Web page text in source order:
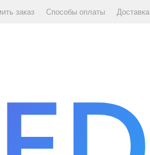
заказ Способы оплаты Доставка